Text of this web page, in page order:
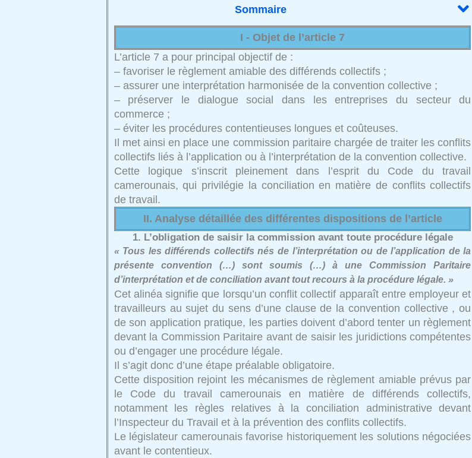
Sommaire
I - Objet de l’article 7
L’article 7 a pour principal objectif de :
– favoriser le règlement amiable des différends collectifs ;
– assurer une interprétation harmonisée de la convention collective ;
– préserver le dialogue social dans les entreprises du secteur du
commerce ;
– éviter les procédures contentieuses longues et coûteuses.
Il met ainsi en place une commission paritaire chargée de traiter les conflits
collectifs liés à l’application ou à l’interprétation de la convention collective.
Cette logique s’inscrit pleinement dans l’esprit du Code du travail
camerounais, qui privilégie la conciliation en matière de conflits collectifs
de travail.
II. Analyse détaillée des différentes dispositions de l’article
1. L’obligation de saisir la commission avant toute procédure légale
« Tous les différends collectifs nés de l’interprétation ou de l’application de la
présente convention (…) sont soumis (…) à une Commission Paritaire
d’interprétation et de conciliation avant tout recours à la procédure légale. »
Cet alinéa signifie que lorsqu’un conflit collectif apparaît entre employeur et
travailleurs au sujet du sens d’une clause de la convention collective , ou
de son application pratique, les parties doivent d’abord tenter un règlement
devant la Commission Paritaire avant de saisir les juridictions compétentes
ou d’engager une procédure légale.
Il s’agit donc d’une étape préalable obligatoire.
Cette disposition rejoint les mécanismes de règlement amiable prévus par
le Code du travail camerounais en matière de différends collectifs,
notamment les règles relatives à la conciliation administrative devant
l’Inspecteur du Travail et à la prévention des conflits collectifs.
Le législateur camerounais favorise historiquement les solutions négociées
avant le contentieux.